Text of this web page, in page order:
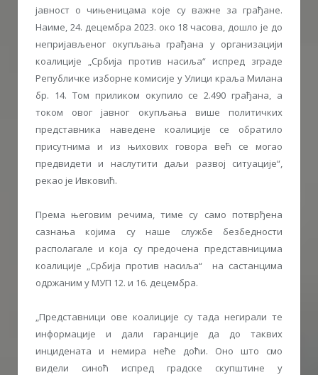
јавност о чињеницама које су важне за грађане.
Наиме, 24. децембра 2023. око 18 часова, дошло је до
непријављеног окупљања грађана у организацији
коалиције „Србија против насиља“ испред зграде
Републичке изборне комисије у Улици краља Милана
бр. 14. Том приликом окупило се 2.490 грађана, а
током овог јавног окупљања више политичких
представника наведене коалиције се обратило
присутнима и из њихових говора већ се могао
предвидети и наслутити даљи развој ситуације“,
рекао је Ивковић.
Према његовим речима, тиме су само потврђена
сазнања којима су наше службе безбедности
располагале и која су предочена представницима
коалиције „Србија против насиља“ на састанцима
одржаним у МУП 12. и 16. децембра.
„Представници ове коалиције су тада негирали те
информације и дали гаранције да до таквих
инцидената и немира неће доћи. Оно што смо
видели синоћ испред градске скупштине у